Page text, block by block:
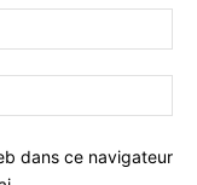
:*
:
dans ce navigateur